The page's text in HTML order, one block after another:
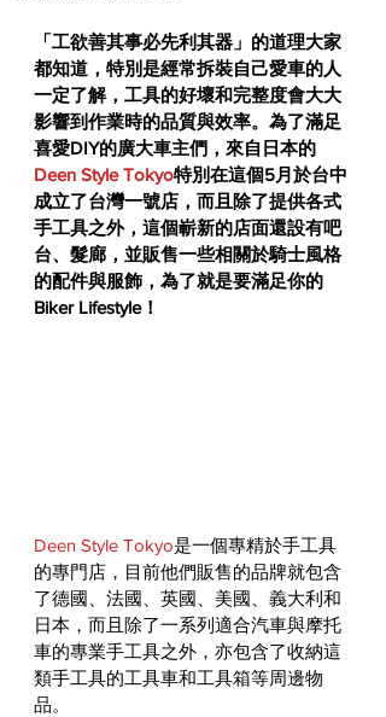
「工欲善其事必先利其器」的道理大家
都知道，特別是經常拆裝自己愛車的人
一定了解，工具的好壞和完整度會大大
影響到作業時的品質與效率。為了滿足
喜愛DIY的廣大車主們，來自日本的
Deen Style Tokyo特別在這個5月於台中
成立了台灣一號店，而且除了提供各式
手工具之外，這個嶄新的店面還設有吧
台、髮廊，並販售一些相關於騎士風格
的配件與服飾，為了就是要滿足你的
Biker Lifestyle！
Deen Style Tokyo是一個專精於手工具
的專門店，目前他們販售的品牌就包含
了德國、法國、英國、美國、義大利和
日本，而且除了一系列適合汽車與摩托
車的專業手工具之外，亦包含了收納這
類手工具的工具車和工具箱等周邊物
品。